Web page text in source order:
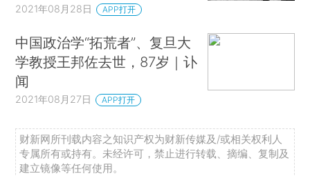
2021年08月28日 APP打开
中国政治学“拓荒者”、复旦大
学教授王邦佐去世，87岁｜讣
闻
2021年08月27日 APP打开
财新网所刊载内容之知识产权为财新传媒及/或相关权利人
专属所有或持有。未经许可，禁止进行转载、摘编、复制及
建立镜像等任何使用。